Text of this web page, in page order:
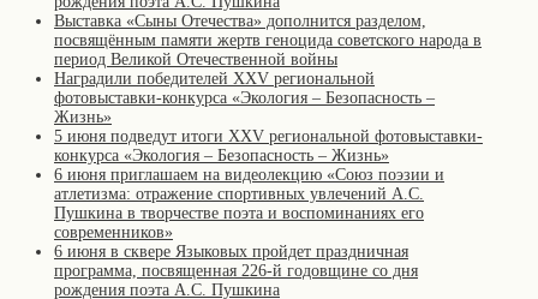
Выставка «Сыны Отечества» дополнится разделом,
посвящённым памяти жертв геноцида советского народа в
период Великой Отечественной войны
Наградили победителей XXV региональной
фотовыставки-конкурса «Экология – Безопасность –
Жизнь»
5 июня подведут итоги XXV региональной фотовыставки-
конкурса «Экология – Безопасность – Жизнь»
6 июня приглашаем на видеолекцию «Союз поэзии и
атлетизма: отражение спортивных увлечений А.С.
Пушкина в творчестве поэта и воспоминаниях его
современников»
6 июня в сквере Языковых пройдет праздничная
программа, посвященная 226-й годовщине со дня
рождения поэта А.С. Пушкина